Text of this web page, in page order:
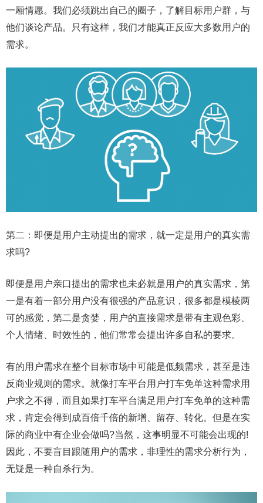
一厢情愿。我们必须跳出自己的圈子，了解目标用户群，与
他们谈论产品。只有这样，我们才能真正反应大多数用户的
需求。
第二：即便是用户主动提出的需求，就一定是用户的真实需
求吗?
即便是用户亲口提出的需求也未必就是用户的真实需求，第
一是有着一部分用户没有很强的产品意识，很多都是模棱两
可的感觉，第二是贪婪，用户的直接需求是带有主观色彩、
个人情绪、时效性的，他们常常会提出许多自私的要求。
有的用户需求在整个目标市场中可能是低频需求，甚至是违
反商业规则的需求。就像打车平台用户打车免单这种需求用
户求之不得，而且如果打车平台满足用户打车免单的这种需
求，肯定会得到成百倍千倍的新增、留存、转化。但是在实
际的商业中有企业会做吗?当然，这事明显不可能会出现的!
因此，不要盲目跟随用户的需求，非理性的需求分析行为，
无疑是一种自杀行为。